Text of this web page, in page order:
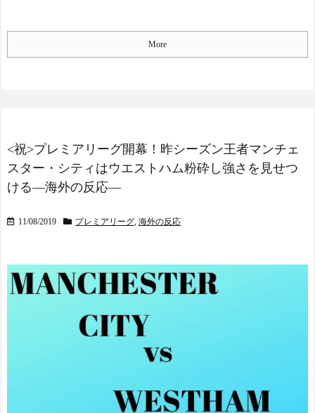
More
<祝>プレミアリーグ開幕！昨シーズン王者マンチェ
スター・シティはウエストハム粉砕し強さを見せつ
ける―海外の反応―
11/08/2019 プレミアリーグ, 海外の反応